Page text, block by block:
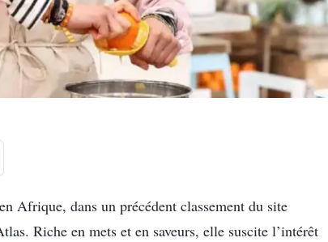
Afrique, dans un précédent classement du site
Riche en mets et en saveurs, elle suscite l’intérêt